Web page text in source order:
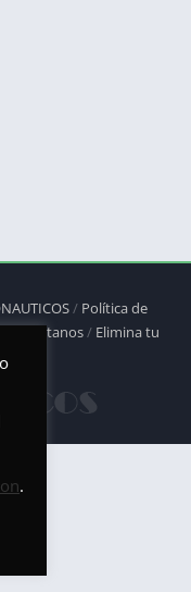
/ Política de
Contáctanos/ Elimina tu
.